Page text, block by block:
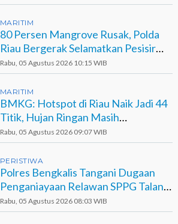
MARITIM
80 Persen Mangrove Rusak, Polda
Riau Bergerak Selamatkan Pesisir
Sinaboi
Rabu, 05 Agustus 2026 10:15 WIB
MARITIM
BMKG: Hotspot di Riau Naik Jadi 44
Titik, Hujan Ringan Masih
Berpotensi Terjadi
Rabu, 05 Agustus 2026 09:07 WIB
PERISTIWA
Polres Bengkalis Tangani Dugaan
Penganiayaan Relawan SPPG Talang
Muandau
Rabu, 05 Agustus 2026 08:03 WIB